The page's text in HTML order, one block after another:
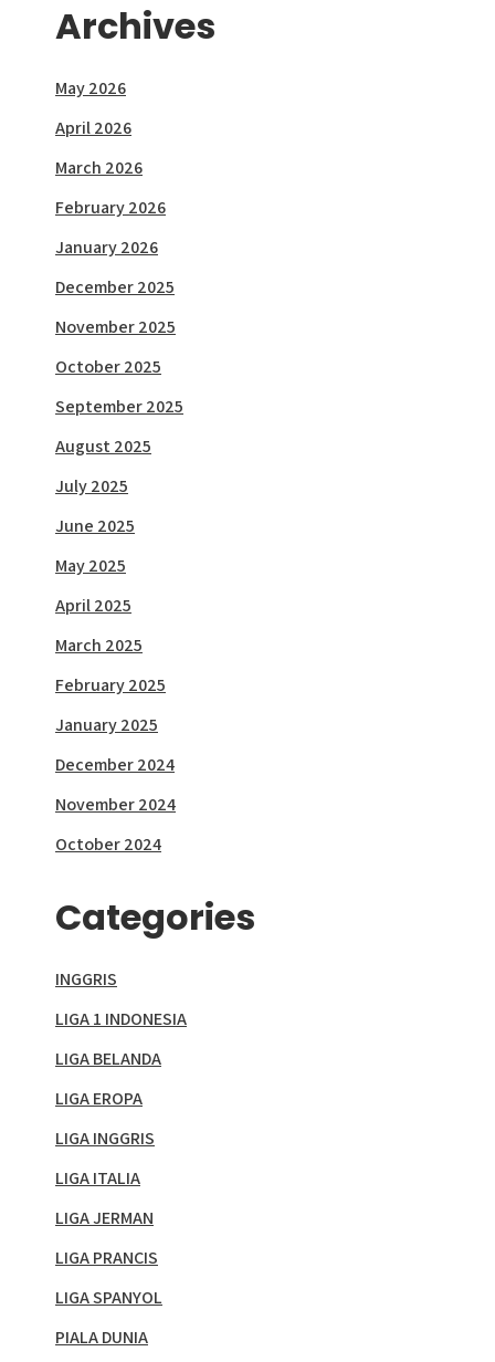
Archives
May 2026
April 2026
March 2026
February 2026
January 2026
December 2025
November 2025
October 2025
September 2025
August 2025
July 2025
June 2025
May 2025
April 2025
March 2025
February 2025
January 2025
December 2024
November 2024
October 2024
Categories
INGGRIS
LIGA 1 INDONESIA
LIGA BELANDA
LIGA EROPA
LIGA INGGRIS
LIGA ITALIA
LIGA JERMAN
LIGA PRANCIS
LIGA SPANYOL
PIALA DUNIA